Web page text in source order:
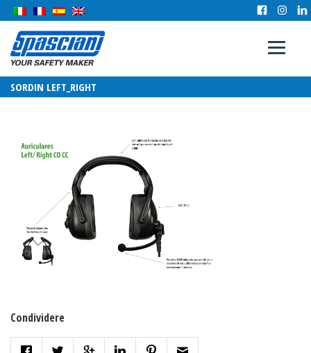
SORDIN LEFT_RIGHT
Condividere